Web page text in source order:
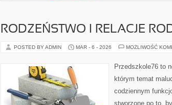
RODZEŃSTWO I RELACJE
POSTED BY ADMIN MAR - 6 - 2026 MOŻLIWOŚĆ
Przedszkole76 to
którym temat
codziennym
stworzone po to,